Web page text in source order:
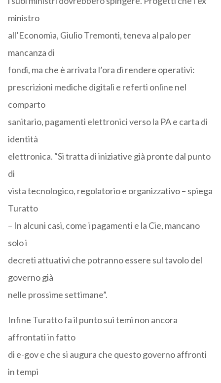
ministro
all’Economia, Giulio Tremonti, teneva al palo per
mancanza di
fondi, ma che è arrivata l’ora di rendere operativi:
prescrizioni mediche digitali e referti online nel
comparto
sanitario, pagamenti elettronici verso la PA e carta di
identità
elettronica. “Si tratta di iniziative già pronte dal punto
di
vista tecnologico, regolatorio e organizzativo – spiega
Turatto
– In alcuni casi, come i pagamenti e la Cie, mancano
solo i
decreti attuativi che potranno essere sul tavolo del
governo già
nelle prossime settimane”.
Infine Turatto fa il punto sui temi non ancora
affrontati in fatto
di e-gov e che si augura che questo governo affronti
in tempi